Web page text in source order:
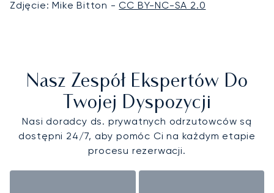
Zdjęcie: Mike Bitton -CC BY-NC-SA 2.0
Nasz Zespół Ekspertów Do
Twojej Dyspozycji
Nasi doradcy ds. prywatnych odrzutowców są
dostępni 24/7, aby pomóc Ci na każdym etapie
procesu rezerwacji.